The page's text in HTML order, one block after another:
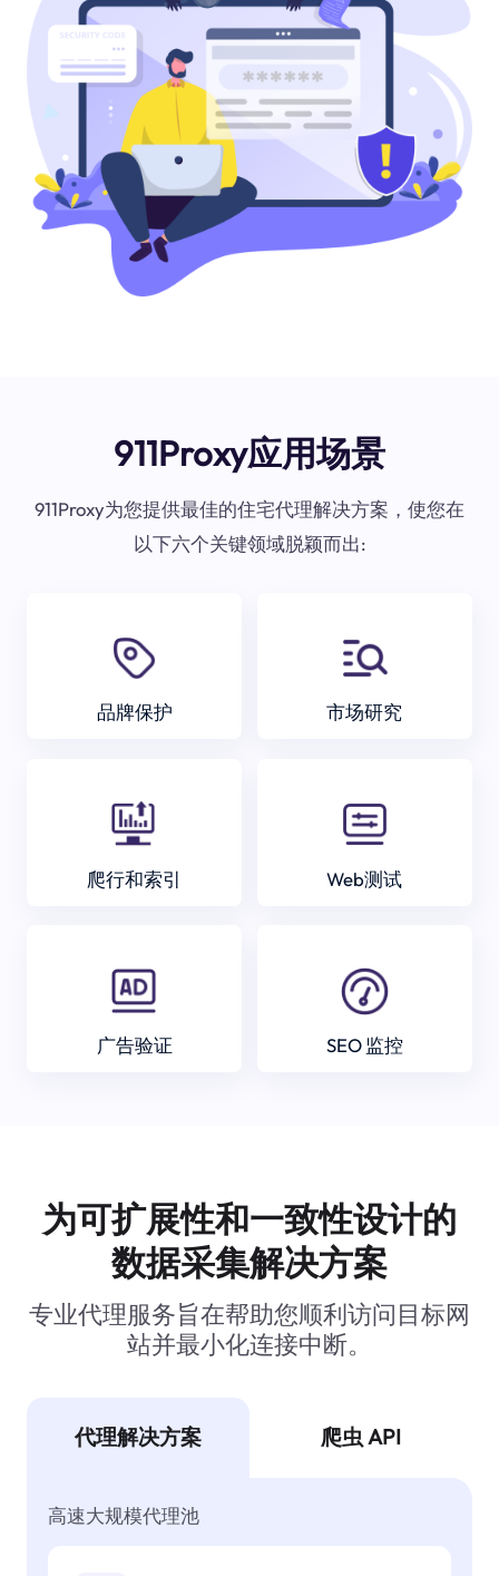
911Proxy应用场景
911Proxy为您提供最佳的住宅代理解决方案，使您在
以下六个关键领域脱颖而出:
品牌保护 市场研究
爬行和索引 Web测试
广告验证 SEO 监控
为可扩展性和一致性设计的
数据采集解决方案
专业代理服务旨在帮助您顺利访问目标网
站并最小化连接中断。
代理解决方案 爬虫 API
高速大规模代理池